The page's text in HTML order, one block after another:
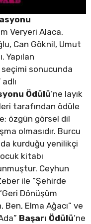
Veryeri Alaca,
Can Göknil, Umut
Yapılan
seçimi sonucunda
adlı
Ödülü’ne layık
tarafından ödüle
özgün görsel dil
olmasıdır. Burcu
kurduğu yenilikçi
kitabı
Ceyhun
ile “Şehirde
Dönüşüm
Ben, Elma Ağacı” ve
Başarı Ödülü’ne